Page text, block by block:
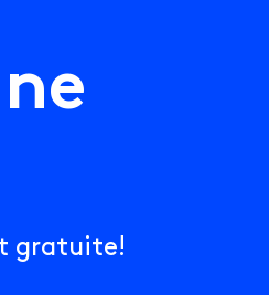
ne
gratuite!
1G6